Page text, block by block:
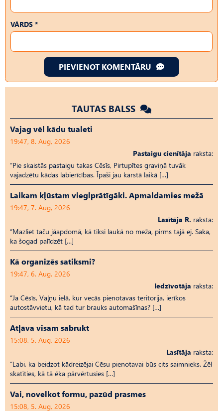
VĀRDS *
PIEVIENOT KOMENTĀRU
TAUTAS BALSS
Vajag vēl kādu tualeti
19:47, 8. Aug, 2026
Pastaigu cienītāja raksta:
“Pie skaistās pastaigu takas Cēsīs, Pirtupītes graviņā tuvāk
vajadzētu kādas labierīcības. Īpaši jau karstā laikā […]
Laikam kļūstam vieglprātīgāki. Apmaldamies mežā
19:47, 7. Aug, 2026
Lasītāja R. raksta:
“Mazliet taču jāapdomā, kā tiksi laukā no meža, pirms tajā ej. Saka,
ka šogad palīdzēt […]
Kā organizēs satiksmi?
19:47, 6. Aug, 2026
Iedzīvotāja raksta:
“Ja Cēsīs, Vaļņu ielā, kur vecās pienotavas teritorija, ierīkos
autostāvvietu, kā tad tur brauks automašīnas? […]
Atļāva visam sabrukt
15:08, 5. Aug, 2026
Lasītāja raksta:
“Labi, ka beidzot kādreizējai Cēsu pienotavai būs cits saimnieks. Žēl
skatīties, kā tā ēka pārvērtusies […]
Vai, novelkot formu, pazūd prasmes
15:08, 5. Aug, 2026